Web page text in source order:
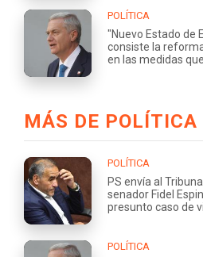
POLÍTICA
"Nuevo Estado de
consiste la
en las medidas
MÁS DE POLÍTICA
POLÍTICA
PS envía al
senador Fidel
presunto caso de
POLÍTICA